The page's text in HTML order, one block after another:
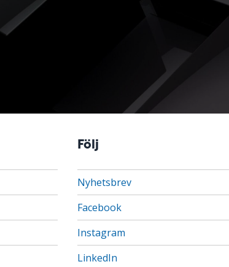
Följ
Nyhetsbrev
Facebook
Instagram
LinkedIn